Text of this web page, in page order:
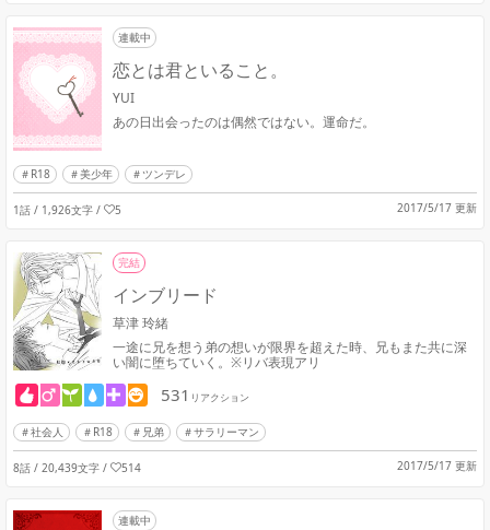
連載中
恋とは君といること。
YUI
あの日出会ったのは偶然ではない。運命だ。
R18 美少年 ツンデレ
1話 / 1,926文字 / 5 2017/5/17 更新
完結
インブリード
草津 玲緒
一途に兄を想う弟の想いが限界を超えた時、兄もまた共に深
い闇に堕ちていく。※リバ表現アリ
531 リアクション
社会人 R18 兄弟 サラリーマン
8話 / 20,439文字 / 514 2017/5/17 更新
連載中